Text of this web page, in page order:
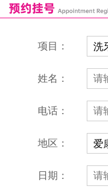
恒乐口腔诊所
富港口腔诊所
营业时间：9:00-18:00
（节假日照常上班）
项目：
姓名：
电话：
地区：
日期：